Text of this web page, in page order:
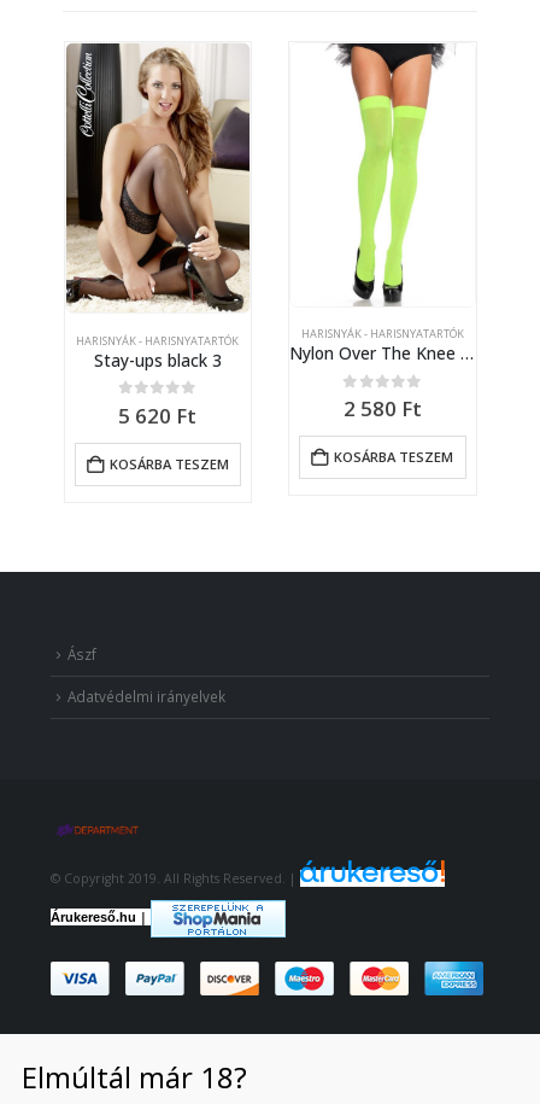
HARISNYÁK - HARISNYATARTÓK
Stay-ups black 3
0 out of 5
5 620 Ft
KOSÁRBA TESZEM
HARISNYÁK - HARISNYATARTÓK
Nylon Over The Knee – NEON GREEN – O/S – HOSIERY
0out of 5
2 580 Ft
KOSÁRBA TESZEM
Ászf
Adatvédelmi irányelvek
© Copyright 2019. All Rights Reserved. |
Árukereső.hu |
Elmúltál már 18?